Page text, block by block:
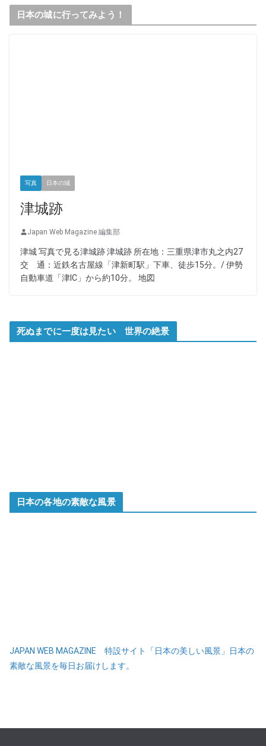
日本の城に行ってみよう！
写真 日本の城
津城跡
Japan Web Magazine 編集部
津城 写真で見る津城跡 津城跡 所在地：三重県津市丸之内27
交 通：近鉄名古屋線「津新町駅」下車、徒歩15分。/ 伊勢
自動車道「津IC」から約10分。 地図
死ぬまでに一度は見たい 世界の絶景
日本の各地の素敵な風景
JAPAN WEB MAGAZINE 特設サイト「日本の美しい風景」日本の
素敵な風景を毎日お届けします。